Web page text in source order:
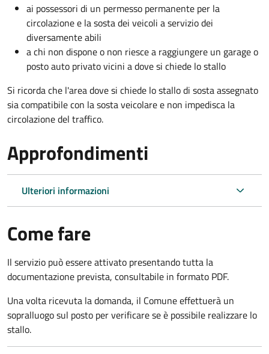
ai possessori di un permesso permanente per la
circolazione e la sosta dei veicoli a servizio dei
diversamente abili
a chi non dispone o non riesce a raggiungere un garage o
posto auto privato vicini a dove si chiede lo stallo
Si ricorda che l'area dove si chiede lo stallo di sosta assegnato
sia compatibile con la sosta veicolare e non impedisca la
circolazione del traffico.
Approfondimenti
Ulteriori informazioni
Come fare
Il servizio può essere attivato presentando tutta la
documentazione prevista, consultabile in formato PDF.
Una volta ricevuta la domanda, il Comune effettuerà un
sopralluogo sul posto per verificare se è possibile realizzare lo
stallo.